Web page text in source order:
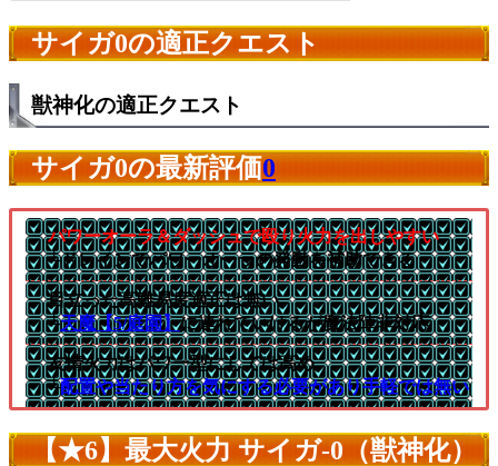
サイガ0の適正クエスト
獣神化の適正クエスト
サイガ0の最新評価0
パワーオーラ＆ダッシュで殴り火力を出しやすい
└ドレインでパワーオーラの発動を補助できる
目立った高難易度適正は無い
└天魔【5/庭園】に連れていけるが魔法陣非対応
友情火力はパワー型にしては高め
└配置や当たり方を気にする必要があり手軽では無い
【★6】最大火力 サイガ-0（獣神化）